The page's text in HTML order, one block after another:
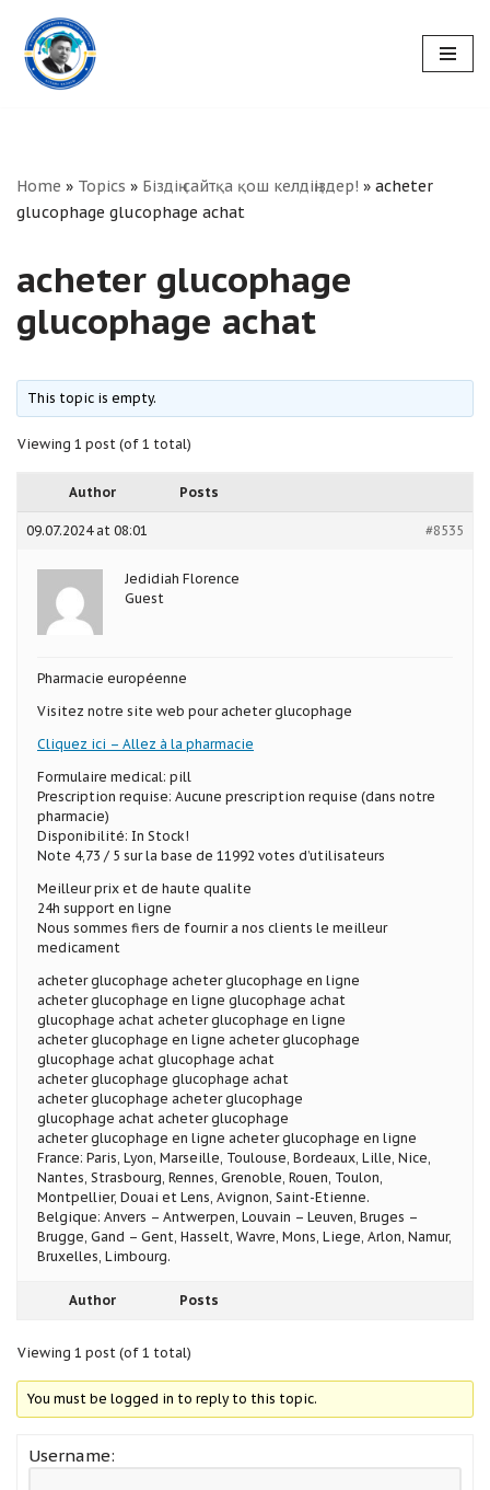
Skip
to
Home » Topics » Біздің сайтқа қош келдіңіздер! » acheter
glucophage glucophage achat
acheter glucophage
glucophage achat
This topic is empty.
Viewing 1 post (of 1 total)
Author Posts
09.07.2024 at 08:01 #8535
Jedidiah Florence
Guest
Pharmacie européenne
Visitez notre site web pour acheter glucophage
Cliquez ici – Allez à la pharmacie
Formulaire medical: pill
Prescription requise: Aucune prescription requise (dans notre
pharmacie)
Disponibilité: In Stock!
Note 4,73 / 5 sur la base de 11992 votes d’utilisateurs
Meilleur prix et de haute qualite
24h support en ligne
Nous sommes fiers de fournir a nos clients le meilleur
medicament
acheter glucophage acheter glucophage en ligne
acheter glucophage en ligne glucophage achat
glucophage achat acheter glucophage en ligne
acheter glucophage en ligne acheter glucophage
glucophage achat glucophage achat
acheter glucophage glucophage achat
acheter glucophage acheter glucophage
glucophage achat acheter glucophage
acheter glucophage en ligne acheter glucophage en ligne
France: Paris, Lyon, Marseille, Toulouse, Bordeaux, Lille, Nice,
Nantes, Strasbourg, Rennes, Grenoble, Rouen, Toulon,
Montpellier, Douai et Lens, Avignon, Saint-Etienne.
Belgique: Anvers – Antwerpen, Louvain – Leuven, Bruges –
Brugge, Gand – Gent, Hasselt, Wavre, Mons, Liege, Arlon, Namur,
Bruxelles, Limbourg.
Author Posts
Viewing 1 post (of 1 total)
You must be logged in to reply to this topic.
Username: